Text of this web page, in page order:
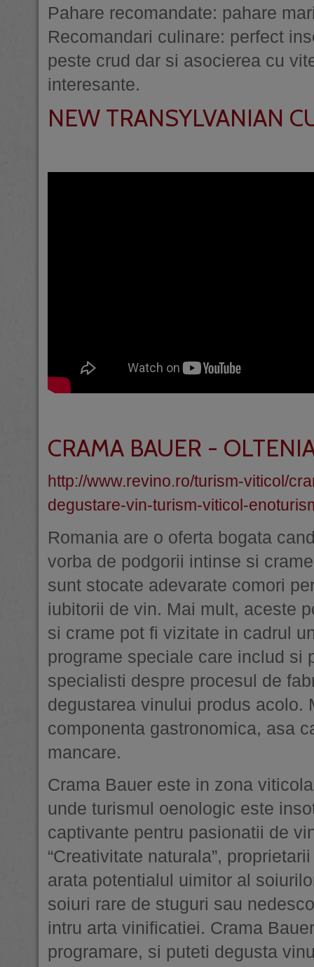
Pahare recomandate: pahare
Recomandari culinare: perfect
peste crud dar si asocierea cu
interesante.
NEW TRANSYLVANIAN
CRAMA BAUER -
http://www.revino.ro/turism-viticol/
degustare-vin-turism-viticol-
Romania are o oferta bogata
vorba de podgorii intinse si
sunt stocate adevarate comori
iubitorii de vin. Mai mult, aceste
si crame pot fi vizitate in cadrul
programe speciale care includ si
specialisti despre procesul de
degustarea vinului produs acolo.
componenta gastronomica, asa
mancare.
Crama Bauer este in zona
unde turismul oenologic este
captivante pentru pasionatii de
“Creativitate naturala”,
arata potentialul uimitor al
soiuri rare de stuguri sau
intru arta vinificatiei. Crama
programare, si puteti degusta